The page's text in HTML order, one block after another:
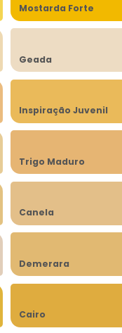
Mostarda Forte
Geada
Inspiração Juvenil
Trigo Maduro
Canela
Demerara
Cairo